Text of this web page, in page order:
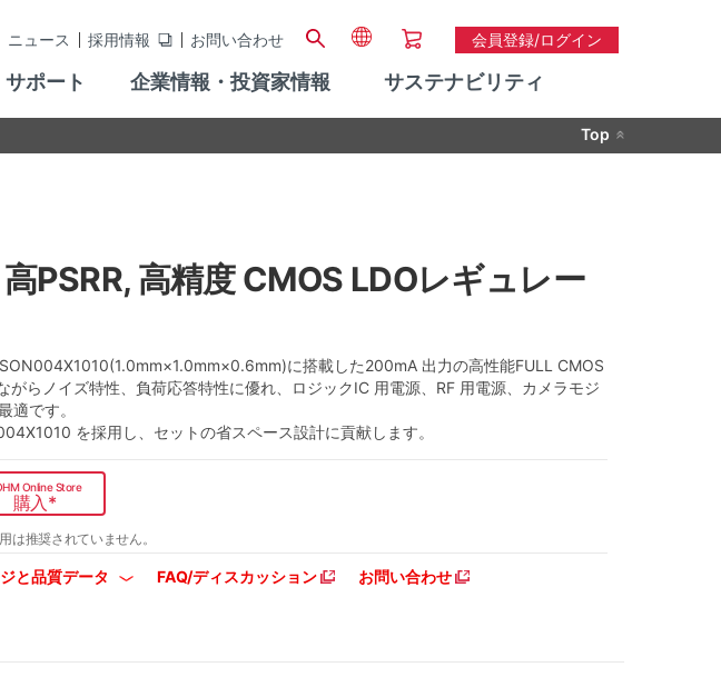
ニュース 採用情報 お問い合わせ 会員登録/ログイン
ポート 企業情報・投資家情報 サステナビリティ
Top
PSRR, 高精度 CMOS LDOレギュレー
に搭載した200mA 出力の高性能FULL CMOS
らノイズ特性、負荷応答特性に優れ、ロジックIC 用電源、RF 用電源、カメラモジ
適です。
を採用し、セットの省スペース設計に貢献します。
Online Store
購入*
は推奨されていません。
と品質データ FAQ/ディスカッション お問い合わせ